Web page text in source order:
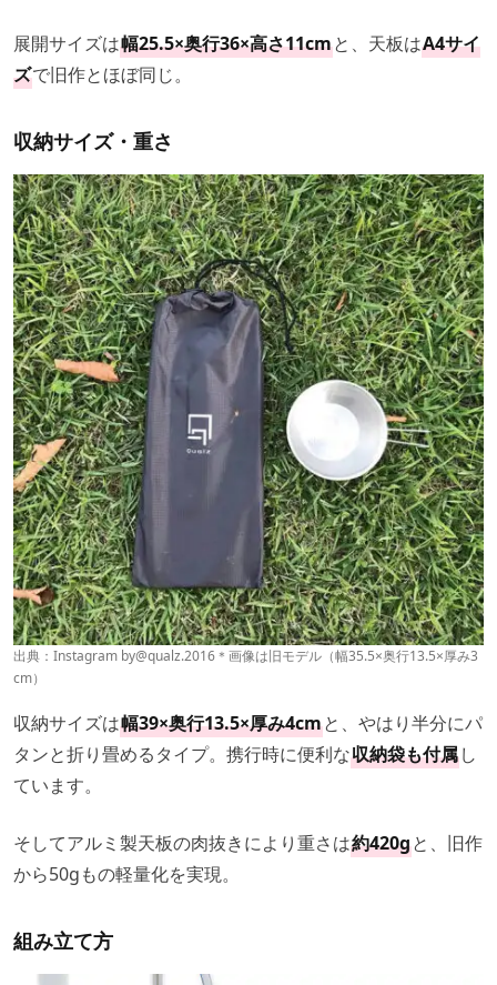
展開サイズは幅25.5×奥行36×高さ11cmと、天板はA4サイ
ズで旧作とほぼ同じ。
収納サイズ・重さ
出典：Instagram by@qualz.2016＊画像は旧モデル（幅35.5×奥行13.5×厚み3
cm）
収納サイズは幅39×奥行13.5×厚み4cmと、やはり半分にパ
タンと折り畳めるタイプ。携行時に便利な収納袋も付属し
ています。
そしてアルミ製天板の肉抜きにより重さは約420gと、旧作
から50gもの軽量化を実現。
組み立て方